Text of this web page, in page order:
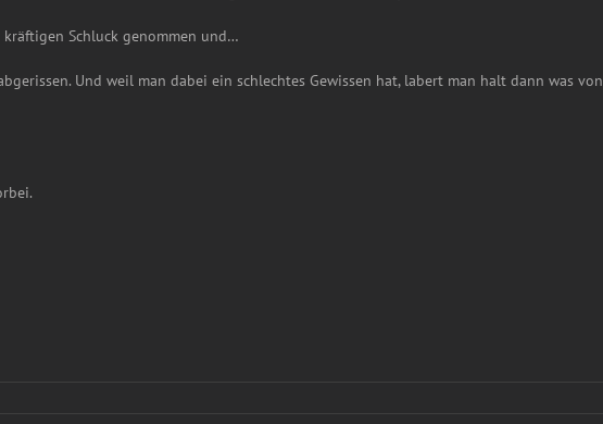
Schluck genommen und…
Und weil man dabei ein schlechtes Gewissen hat, labert man halt dann was von